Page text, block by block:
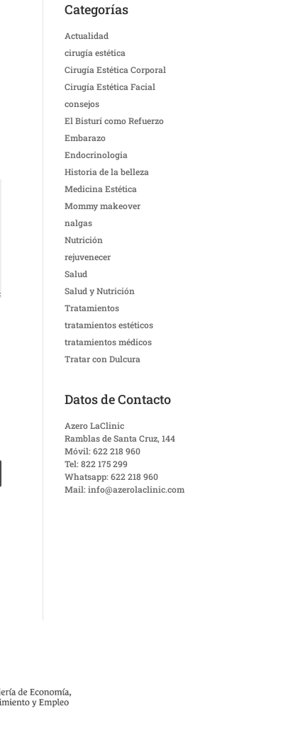
Categorías
Actualidad
cirugía estética
Cirugía Estética Corporal
Cirugía Estética Facial
consejos
El Bisturí como Refuerzo
Embarazo
Endocrinologia
Historia de la belleza
Medicina Estética
Mommy makeover
nalgas
Nutrición
rejuvenecer
Salud
Salud y Nutrición
Tratamientos
tratamientos estéticos
tratamientos médicos
Tratar con Dulcura
Datos de Contacto
Azero LaClinic
Ramblas de Santa Cruz, 144
Móvil: 622 218 960
Tel: 822 175 299
Whatsapp: 622 218 960
Mail: info@azerolaclinic.com